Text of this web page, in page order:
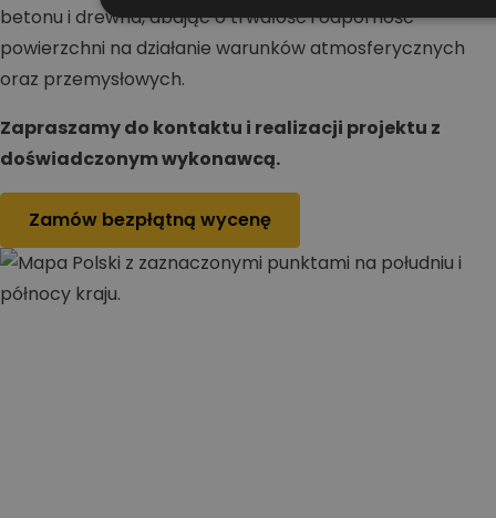
betonu i drewna, dbając o trwałość i odporność
powierzchni na działanie warunków atmosferycznych
oraz przemysłowych.
Zapraszamy do kontaktu i realizacji projektu z
doświadczonym wykonawcą.
Zamów bezpłątną wycenę